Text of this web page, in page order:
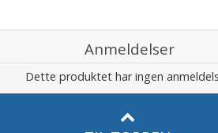
Anmeldelser
Dette produktet har ingen